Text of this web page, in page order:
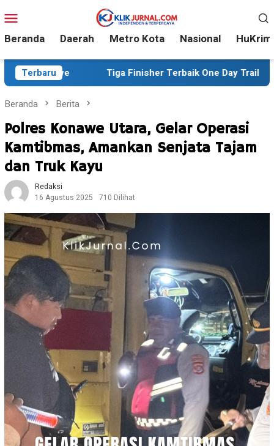
ke
kontenMobile
Beranda Daerah Metro Kota Nasional HuKrim
TerbaruTiga Finisher Terbaik One Day Trail Adventure Liwu
Beranda Berita
Polres Konawe Utara, Gelar Operasi
Kamtibmas, Amankan Senjata Tajam
dan Truk Kayu
Redaksi
16 Agustus 2025
710 Dilihat